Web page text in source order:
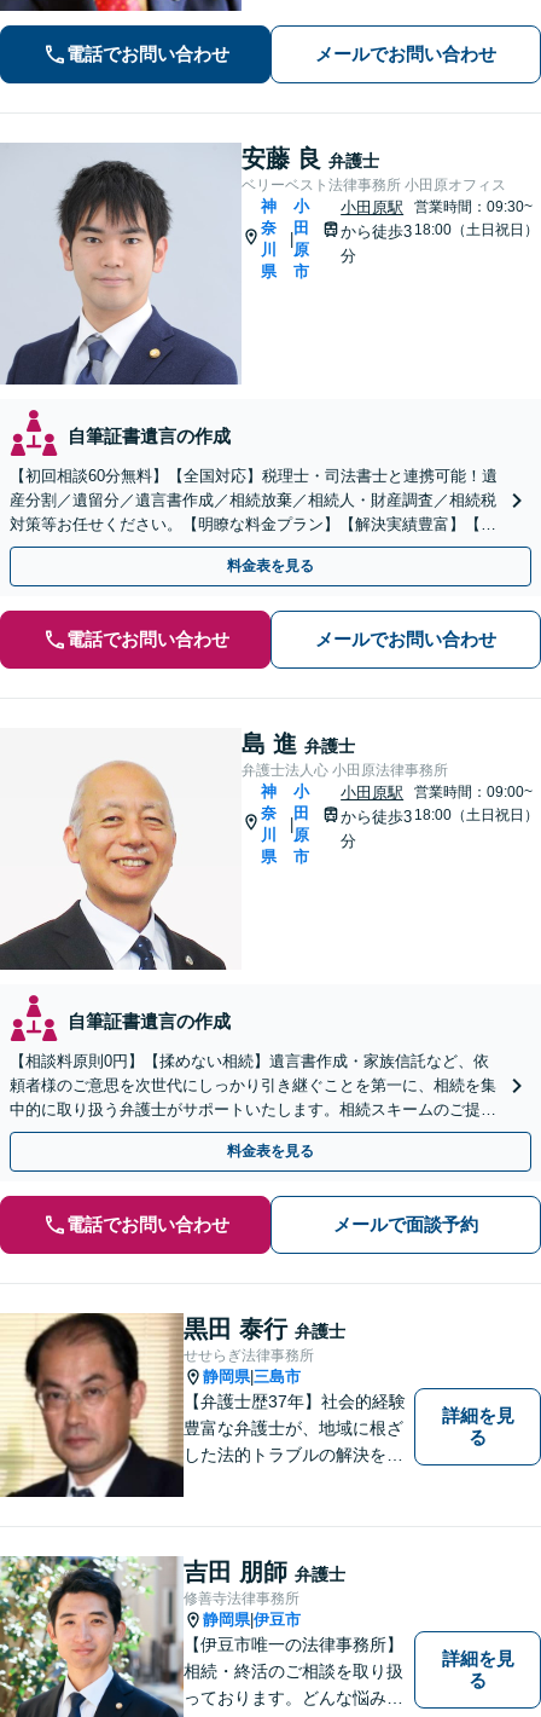
して頼んで良かったと思われる、そう
いう弁護士でいようと日々努めていま
す。 まずはご相談ください。
電話でお問い合わせ メールでお問い合わせ
安藤 良 弁護士
ベリーベスト法律事務所 小田原オフィス
神
奈
川
県
小
田
原
市
小田原駅
から徒歩3
分
営業時間：09:30~
18:00（土日祝日）
自筆証書遺言の作成
【初回相談60分無料】【全国対応】税理士・司法書士と連携可能！遺
産分割／遺留分／遺言書作成／相続放棄／相続人・財産調査／相続税
対策等お任せください。【明瞭な料金プラン】【解決実績豊富】【電
話相談可】
料金表を見る
電話でお問い合わせ メールでお問い合わせ
島 進 弁護士
弁護士法人心 小田原法律事務所
神
奈
川
県
小
田
原
市
小田原駅
から徒歩3
分
営業時間：09:00~
18:00（土日祝日）
自筆証書遺言の作成
【相談料原則0円】【揉めない相続】遺言書作成・家族信託など、依
頼者様のご意思を次世代にしっかり引き継ぐことを第一に、相続を集
中的に取り扱う弁護士がサポートいたします。相続スキームのご提案
から遺言執行まで責任を持って対応させていただきます。
料金表を見る
電話でお問い合わせ メールで面談予約
黒田 泰行 弁護士
せせらぎ法律事務所
静岡県| 三島市
【弁護士歴37年】社会的経験
豊富な弁護士が、地域に根ざ
した法的トラブルの解決を目
人・法人問わず誠実に対応い
たします。
詳細を見
る
吉田 朋師 弁護士
修善寺法律事務所
静岡県|伊豆市
【伊豆市唯一の法律事務所】
相続・終活のご相談を取り扱
っております。どんな悩みや
詳細を見
る